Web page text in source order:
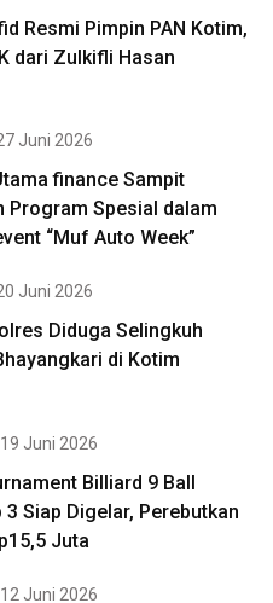
Resmi Pimpin PAN Kotim,
dari Zulkifli Hasan
Juni 2026
finance Sampit
Program Spesial dalam
“Muf Auto Week”
Juni 2026
Diduga Selingkuh
di Kotim
Juni 2026
Billiard 9 Ball
3 Siap Digelar, Perebutkan
Juta
Juni 2026